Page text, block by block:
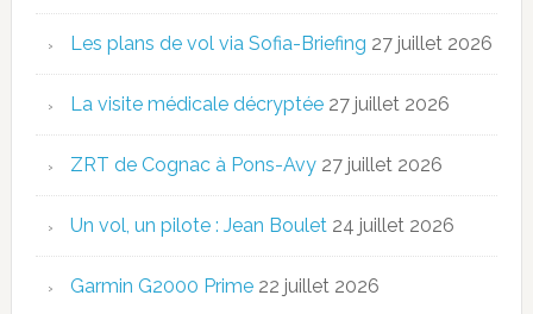
Les plans de vol via Sofia-Briefing 27 juillet 2026
La visite médicale décryptée 27 juillet 2026
ZRT de Cognac à Pons-Avy 27 juillet 2026
Un vol, un pilote : Jean Boulet 24 juillet 2026
Garmin G2000 Prime 22 juillet 2026